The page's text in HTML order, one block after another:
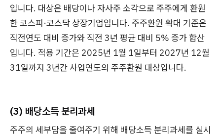
입니다. 대상은 배당이나 자사주 소각으로 주주에게 환원
한 코스피·코스닥 상장기업입니다. 주주환원 확대 기준은
직전연도 대비 증가와 직전 3년 평균 대비 5% 증가 합산
입니다. 적용 기간은 2025년 1월 1일부터 2027년 12월
31일까지 3년간 사업연도의 주주환원 대상입니다.
(3) 배당소득 분리과세
주주의 세부담을 줄여주기 위해 배당소득 분리과세를 실시